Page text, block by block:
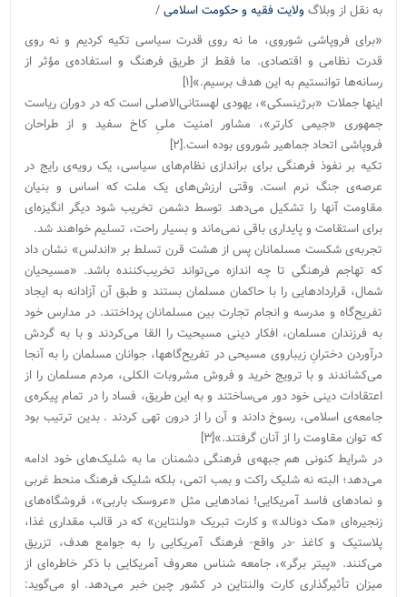
به نقل از وبلاگ ولایت فقیه و حکومت اسلامی/
«برای فروپاشی شوروی، ما نه روی قدرت سیاسی تکیه کردیم و نه روی
قدرت نظامی و اقتصادی. ما فقط از طریق فرهنگ و استفاده‌ی مؤثر از
رسانه‌ها توانستیم به این هدف برسیم.»[۱]
اینها جملات «برژینسکی»، یهودی لهستانی‌الاصلی است که در دوران ریاست
جمهوری «جیمی کارتر»، مشاور امنیت ملیِ کاخ سفید و از طراحان
فروپاشی اتحاد جماهیر شوروی بوده است.[۲]
تکیه بر نفوذ فرهنگی برای براندازی نظام‌های سیاسی، یک رویه‌ی رایج در
عرصه‌ی جنگ نرم است. وقتی ارزش‌های یک ملت که اساس و بنیان
مقاومت آنها را تشکیل می‌دهد توسط دشمن تخریب شود دیگر انگیزه‌ای
برای استقامت و پایداری باقی نمی‌ماند و بسیار راحت، تسلیم خواهند شد.
تجربه‌ی شکست مسلمانان پس از هشت قرن تسلط بر «اندلس» نشان داد
که تهاجم فرهنگی تا چه اندازه می‌تواند تخریب‌کننده باشد. «مسیحیان
شمال، قراردادهایى را با حاکمان مسلمان بستند و طبق آن آزادانه به ایجاد
تفریح‌گاه و مدرسه و انجام تجارت بین مسلمانان پرداختند. در مدارس خود
به فرزندان مسلمان، افکار دینى مسیحیت را القا مى‏‌کردند و با به گردش
درآوردن دخترانِ زیباروى مسیحى در تفریح‌گاه‏ها، جوانان مسلمان را به آنجا
مى‏‌کشاندند و با ترویج‏ خرید و فروش مشروبات الکلى، مردم مسلمان را از
اعتقادات دینى خود دور مى‏‌ساختند و به این طریق، فساد را در تمام پیکره‌ی
جامعه‌ی اسلامى، رسوخ دادند و آن را از درون تهى کردند . بدین ترتیب بود
که توان مقاومت را از آنان گرفتند.»[۳]
در شرایط کنونی هم جبهه‌ی فرهنگی دشمنان ما به شلیک‌های خود ادامه
می‌دهد؛ البته نه شلیک‌ راکت و بمب اتمی، بلکه شلیک‌ فرهنگ منحط غربی
و نمادهای فاسد آمریکایی! نمادهایی مثل «عروسک باربی»، فروشگاه‌های
زنجیره‌ای «مک دونالد» و کارت تبریک «ولنتاین» که در قالب مقداری غذا،
پلاستیک و کاغذ -در واقع- فرهنگ آمریکایی را به جوامع هدف، تزریق
می‌کنند. «پیتر برگر»، جامعه شناس معروف آمریکایی با ذکر خا‌طره‌ای از
میزان تأثیرگذاری کارت والنتاین در کشور چین خبر می‌دهد. او می‌گوید: